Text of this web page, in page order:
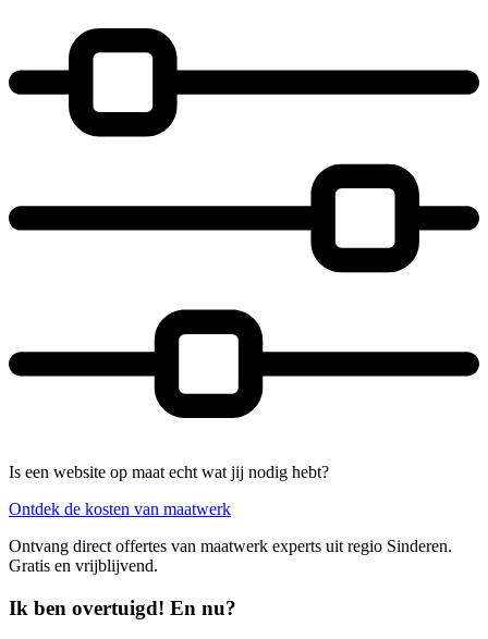
Is een website op maat echt wat jij nodig hebt?
Ontdek de kosten van maatwerk
Ontvang direct offertes van maatwerk experts uit regio Sinderen.
Gratis en vrijblijvend.
Ik ben overtuigd! En nu?